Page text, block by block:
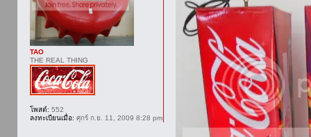
TAO
THE REAL THING
โพสต์: 552
ลงทะเบียนเมื่อ: ศุกร์ ก.ย. 11, 2009 8:28 pm